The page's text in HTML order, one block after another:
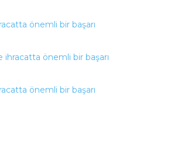
önemli bir başarı
ihracatta önemli bir başarı
önemli bir başarı